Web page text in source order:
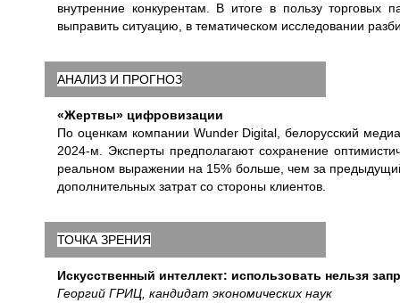
внутренние конкурентам. В итоге в пользу торговых
выправить ситуацию, в тематическом исследовании
АНАЛИЗ И ПРОГНОЗ
«Жертвы» цифровизации
По оценкам компании Wunder Digital, белорусский
2024-м. Эксперты предполагают сохранение
реальном выражении на 15% больше, чем за
дополнительных затрат со стороны клиентов.
ТОЧКА ЗРЕНИЯ
Искусственный интеллект: использовать нельзя
Георгий ГРИЦ, кандидат экономических наук